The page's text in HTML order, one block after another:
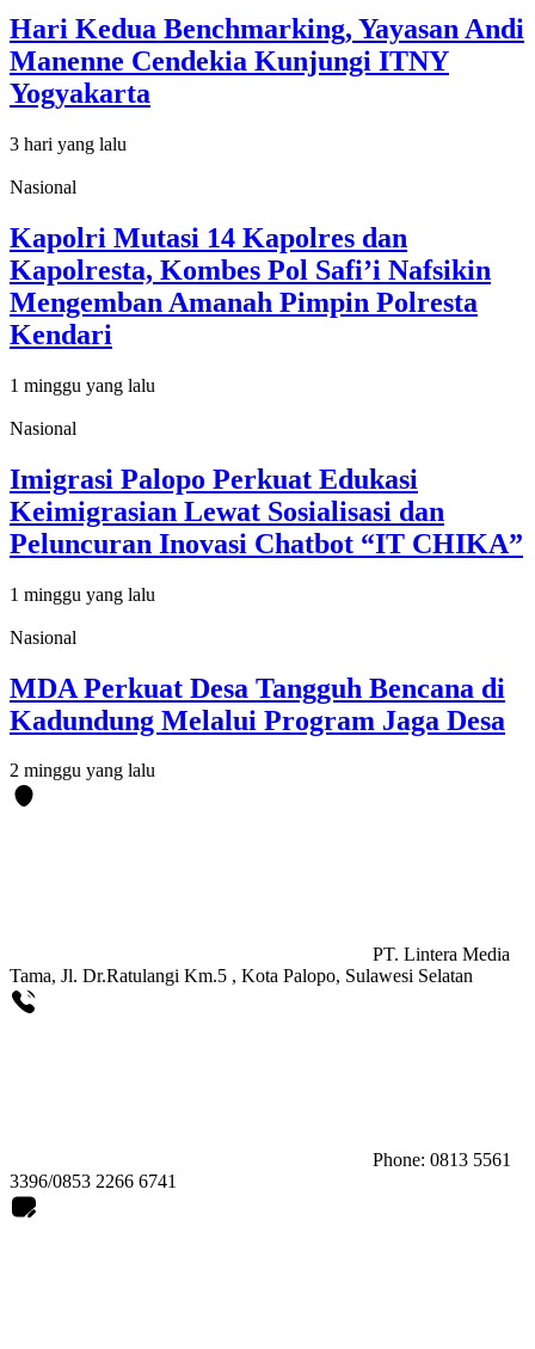
Hari Kedua Benchmarking, Yayasan Andi
Manenne Cendekia Kunjungi ITNY
Yogyakarta
3 hari yang lalu
Nasional
Kapolri Mutasi 14 Kapolres dan
Kapolresta, Kombes Pol Safi’i Nafsikin
Mengemban Amanah Pimpin Polresta
Kendari
1 minggu yang lalu
Nasional
Imigrasi Palopo Perkuat Edukasi
Keimigrasian Lewat Sosialisasi dan
Peluncuran Inovasi Chatbot “IT CHIKA”
1 minggu yang lalu
Nasional
MDA Perkuat Desa Tangguh Bencana di
Kadundung Melalui Program Jaga Desa
2 minggu yang lalu
PT. Lintera Media
Tama, Jl. Dr.Ratulangi Km.5 , Kota Palopo, Sulawesi Selatan
Phone: 0813 5561
3396/0853 2266 6741